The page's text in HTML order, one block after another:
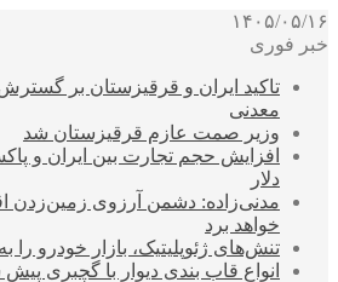
۱۴۰۵/۰۵/۱۶
خبر فوری
تاکید ایران و قرقیزستان بر
معدنی
وزیر صمت عازم قرقیزستان شد
دلار
مدنی‌زاده: دشمن آرزوی زمین‌زدن
خواهد برد
تنش‌های ژئوپلیتیک، بازار خودرو
انواع قاب بندی دیوار با گچبری